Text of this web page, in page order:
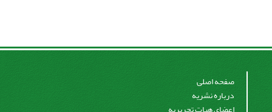
صفحه اصلی
درباره نشریه